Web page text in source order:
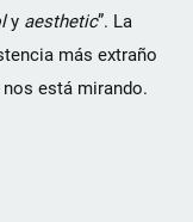
y aesthetic”. La
más extraño
está mirando.